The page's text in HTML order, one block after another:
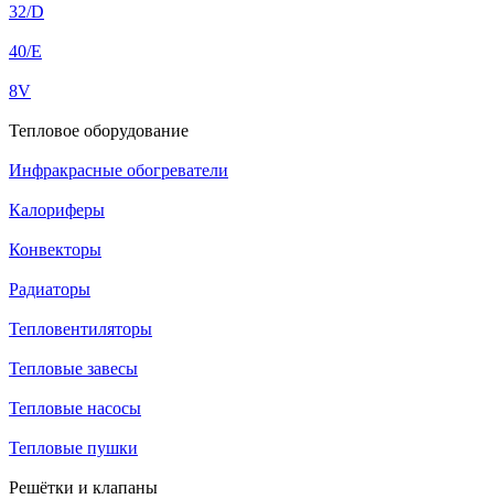
32/D
40/E
8V
Тепловое оборудование
Инфракрасные обогреватели
Калориферы
Конвекторы
Радиаторы
Тепловентиляторы
Тепловые завесы
Тепловые насосы
Тепловые пушки
Решётки и клапаны